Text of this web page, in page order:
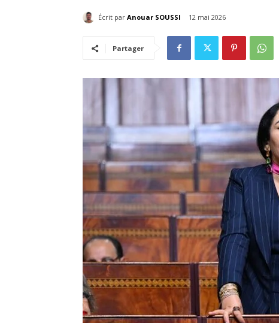
Écrit par Anouar SOUSSI 12 mai 2026
Partager